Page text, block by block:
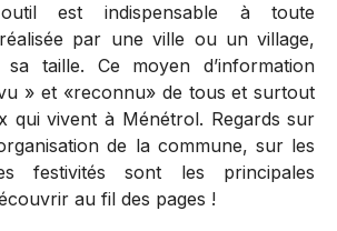
est indispensable à toute
par une ville ou un village,
taille. Ce moyen d’information
» et «reconnu» de tous et surtout
qui vivent à Ménétrol. Regards sur
de la commune, sur les
festivités sont les principales
au fil des pages !